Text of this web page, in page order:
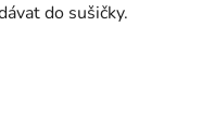
do sušičky.